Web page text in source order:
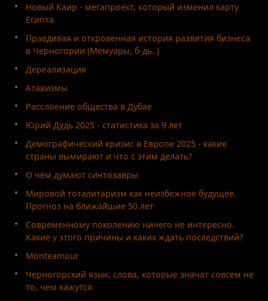
Новый Каир - мегапроект, который изменил карту
Египта
Правдивая и откровенная история развития бизнеса
в Черногории (Мемуары, б-дь..)
Дереализация
Атавизмы
Расслоение общества в Дубае
Юрий Дудь 2025 - статистика за 9 лет
Демографический кризис в Европе 2025 - какие
страны вымирают и что с этим делать?
О чём думают синтозавры
Мировой тоталитаризм как неизбежное будущее.
Прогноз на ближайшие 50 лет
Современному поколению ничего не интересно.
Какие у этого причины и каких ждать последствий?
Monteamour
Черногорский язык: слова, которые значат совсем не
то, чем кажутся